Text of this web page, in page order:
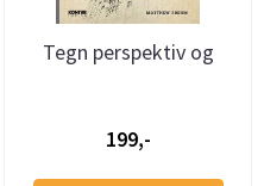
Tegn perspektiv og
199,-